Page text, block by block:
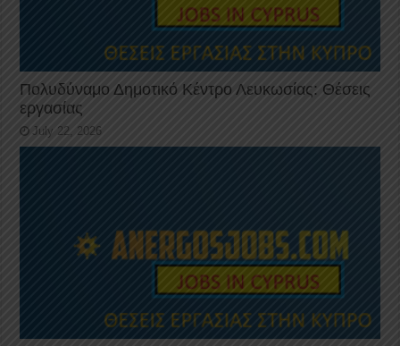
Πολυδύναμο Δημοτικό Κέντρο Λευκωσίας: Θέσεις
εργασίας
July 22, 2026